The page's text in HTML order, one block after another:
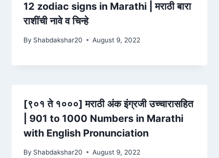
12 zodiac signs in Marathi | मराठी बारा
राशींची नावे व चिन्हे
By Shabdakshar20 August 9, 2022
[९०१ ते १०००] मराठी अंक इंग्रजी उच्चारासहित
| 901 to 1000 Numbers in Marathi
with English Pronunciation
By Shabdakshar20 August 9, 2022